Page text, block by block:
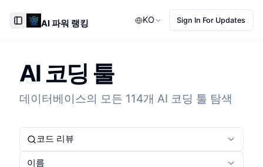
Toggle Sidebar
AI 파워 랭킹 KO Sign In For Updates
AI 코딩 툴
데이터베이스의 모든 114개 AI 코딩 툴 탐색
코드 리뷰
이름